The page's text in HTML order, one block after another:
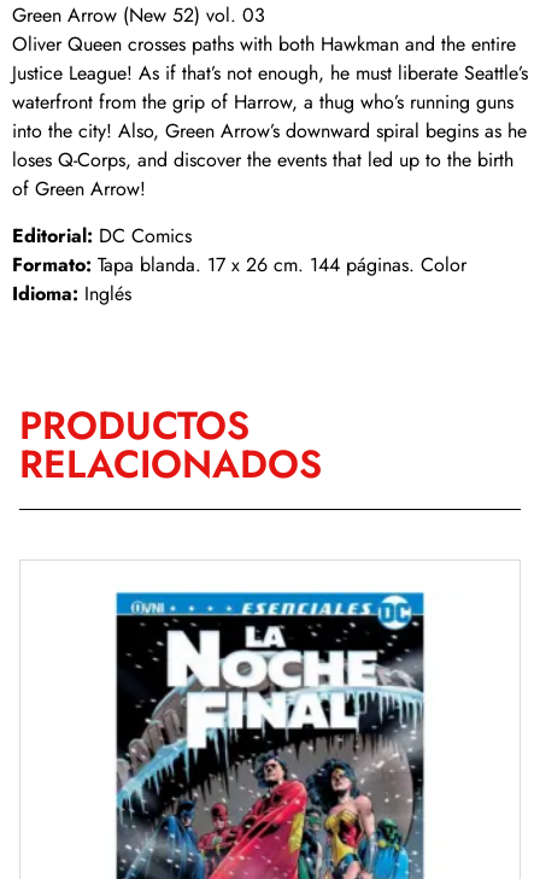
Green Arrow (New 52) vol. 03
Oliver Queen crosses paths with both Hawkman and the entire
Justice League! As if that’s not enough, he must liberate Seattle’s
waterfront from the grip of Harrow, a thug who’s running guns
into the city! Also, Green Arrow’s downward spiral begins as he
loses Q-Corps, and discover the events that led up to the birth
of Green Arrow!
Editorial: DC Comics
Formato: Tapa blanda. 17 x 26 cm. 144 páginas. Color
Idioma: Inglés
PRODUCTOS
RELACIONADOS